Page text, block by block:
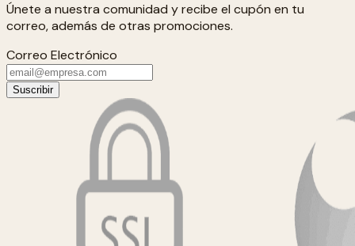
Únete a nuestra comunidad y recibe el cupón en tu
correo, además de otras promociones.
Correo Electrónico
Suscribir